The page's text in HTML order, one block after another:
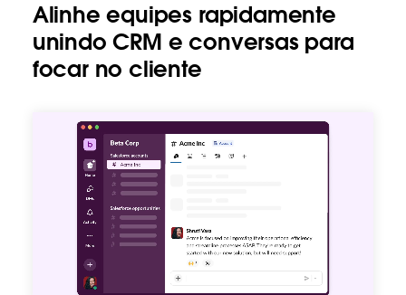
Alinhe equipes rapidamente
unindo CRM e conversas para
focar no cliente